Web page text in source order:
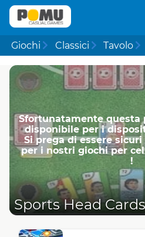
Giochi Classici Tavolo
Sfortunatamente questa
disponibile per i
Si prega di essere
per i nostri giochi per
!
Sports Head